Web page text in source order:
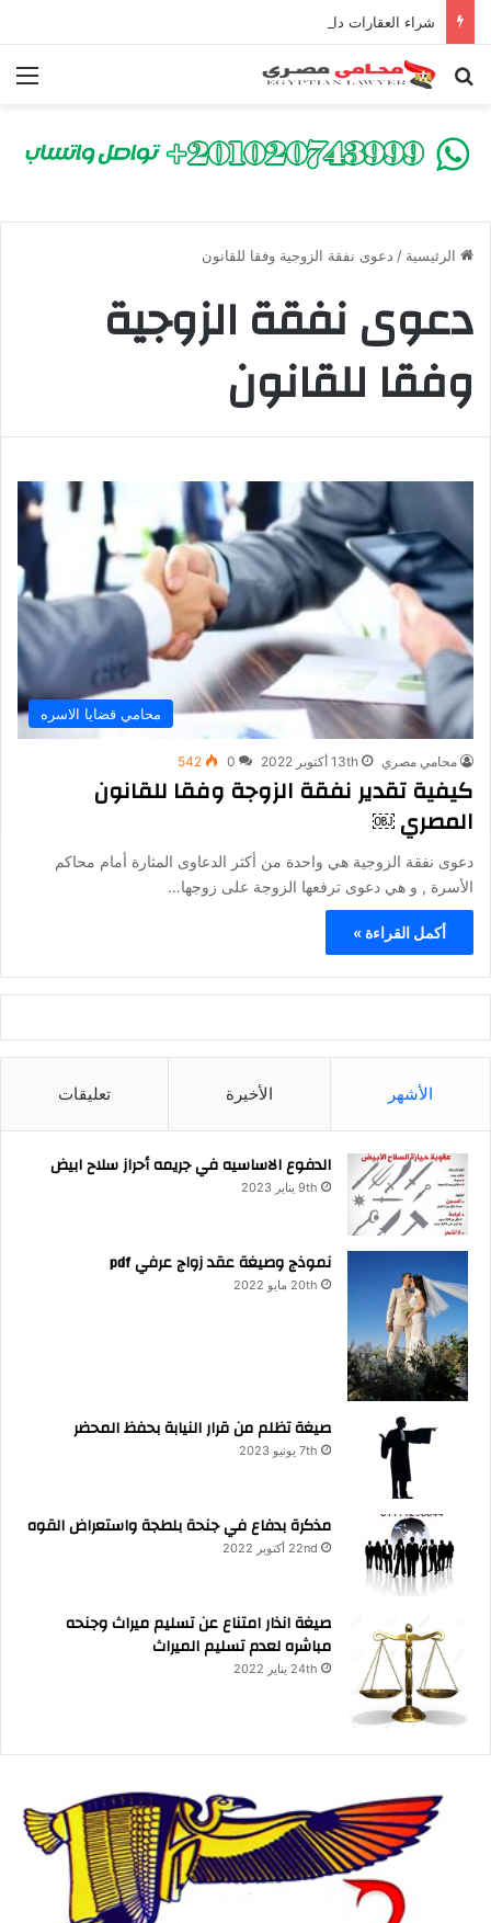
بحث عن
الرئيسية / دعوى نفقة الزوجية وفقا للقانون
دعوى نفقة الزوجية
وفقا للقانون
محامي قضايا الاسره
محامي مصري 13th أكتوبر 2022 0
542
كيفية تقدير نفقة الزوجة وفقا للقانون
المصري ￼
دعوى نفقة الزوجية هي واحدة من أكثر الدعاوى المثارة أمام محاكم
الأسرة , و هي دعوى ترفعها الزوجة على زوجها…
أكمل القراءة »
الأشهر الأخيرة تعليقات
الدفوع الاساسيه في جريمه أحراز سلاح ابيض
9th يناير 2023
نموذج وصيغة عقد زواج عرفي pdf
20th مايو 2022
صيغة تظلم من قرار النيابة بحفظ المحضر
7th يونيو 2023
مذكرة بدفاع في جنحة بلطجة واستعراض القوه
22nd أكتوبر 2022
صيغة انذار امتناع عن تسليم ميراث وجنحه
مباشره لعدم تسليم الميراث
24th يناير 2022